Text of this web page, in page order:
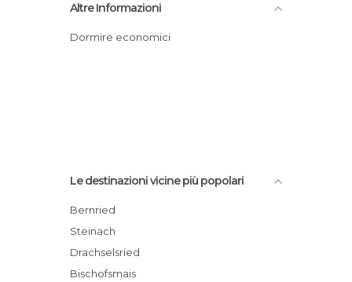
Altre Informazioni
Dormire economici
Le destinazioni vicine più popolari
Bernried
Steinach
Drachselsried
Bischofsmais